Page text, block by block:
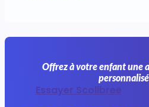
Offrez à votre enfant une
Essayer Scolibree